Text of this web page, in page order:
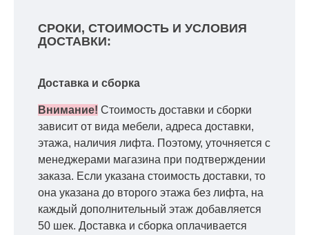
СРОКИ, СТОИМОСТЬ И УСЛОВИЯ
ДОСТАВКИ:
Доставка и сборка
Внимание! Стоимость доставки и сборки
зависит от вида мебели, адреса доставки,
этажа, наличия лифта. Поэтому, уточняется с
менеджерами магазина при подтверждении
заказа. Если указана стоимость доставки, то
она указана до второго этажа без лифта, на
каждый дополнительный этаж добавляется
50 шек. Доставка и сборка оплачивается